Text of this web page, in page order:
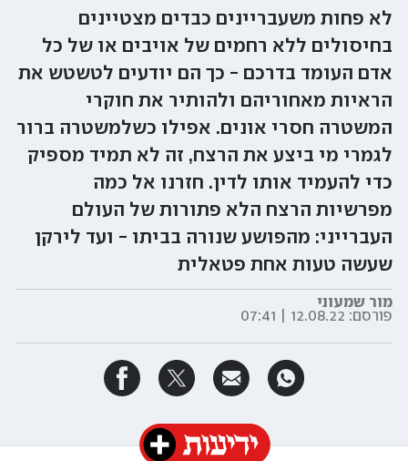
לא פחות משעבריינים כבדים מצטיינים
בחיסולים ללא רחמים של אויבים או של כל
אדם העומד בדרכם - כך הם יודעים לטשטש את
הראיות מאחוריהם ולהותיר את חוקרי
המשטרה חסרי אונים. אפילו כשלמשטרה ברור
לגמרי מי ביצע את הרצח, זה לא תמיד מספיק
כדי להעמיד אותו לדין. חזרנו אל כמה
מפרשיות הרצח הלא פתורות של העולם
העברייני: מהפושע שנורה בביתו - ועד לירקן
שעשה טעות אחת פטאלית
מור שמעוני
פורסם: 12.08.22 | 07:41